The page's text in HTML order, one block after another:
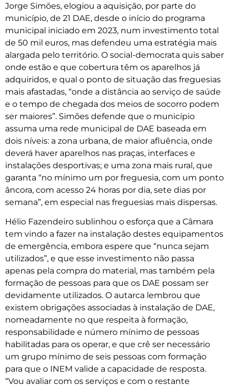
Jorge Simões, elogiou a aquisição, por parte do
município, de 21 DAE, desde o início do programa
municipal iniciado em 2023, num investimento total
de 50 mil euros, mas defendeu uma estratégia mais
alargada pelo território. O social-democrata quis saber
onde estão e que cobertura têm os aparelhos já
adquiridos, e qual o ponto de situação das freguesias
mais afastadas, “onde a distância ao serviço de saúde
e o tempo de chegada dos meios de socorro podem
ser maiores”. Simões defende que o município
assuma uma rede municipal de DAE baseada em
dois níveis: a zona urbana, de maior afluência, onde
deverá haver aparelhos nas praças, interfaces e
instalações desportivas; e uma zona mais rural, que
garanta “no mínimo um por freguesia, com um ponto
âncora, com acesso 24 horas por dia, sete dias por
semana”, em especial nas freguesias mais dispersas.
Hélio Fazendeiro sublinhou o esforça que a Câmara
tem vindo a fazer na instalação destes equipamentos
de emergência, embora espere que “nunca sejam
utilizados”, e que esse investimento não passa
apenas pela compra do material, mas também pela
formação de pessoas para que os DAE possam ser
devidamente utilizados. O autarca lembrou que
existem obrigações associadas à instalação de DAE,
nomeadamente no que respeita à formação,
responsabilidade e número mínimo de pessoas
habilitadas para os operar, e que crê ser necessário
um grupo mínimo de seis pessoas com formação
para que o INEM valide a capacidade de resposta.
“Vou avaliar com os serviços e com o restante